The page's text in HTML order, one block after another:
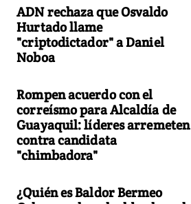
ADN rechaza que Osvaldo
Hurtado llame
"criptodictador" a Daniel
Noboa
Rompen acuerdo con el
correísmo para Alcaldía de
Guayaquil: líderes arremeten
contra candidata
"chimbadora"
¿Quién es Baldor Bermeo